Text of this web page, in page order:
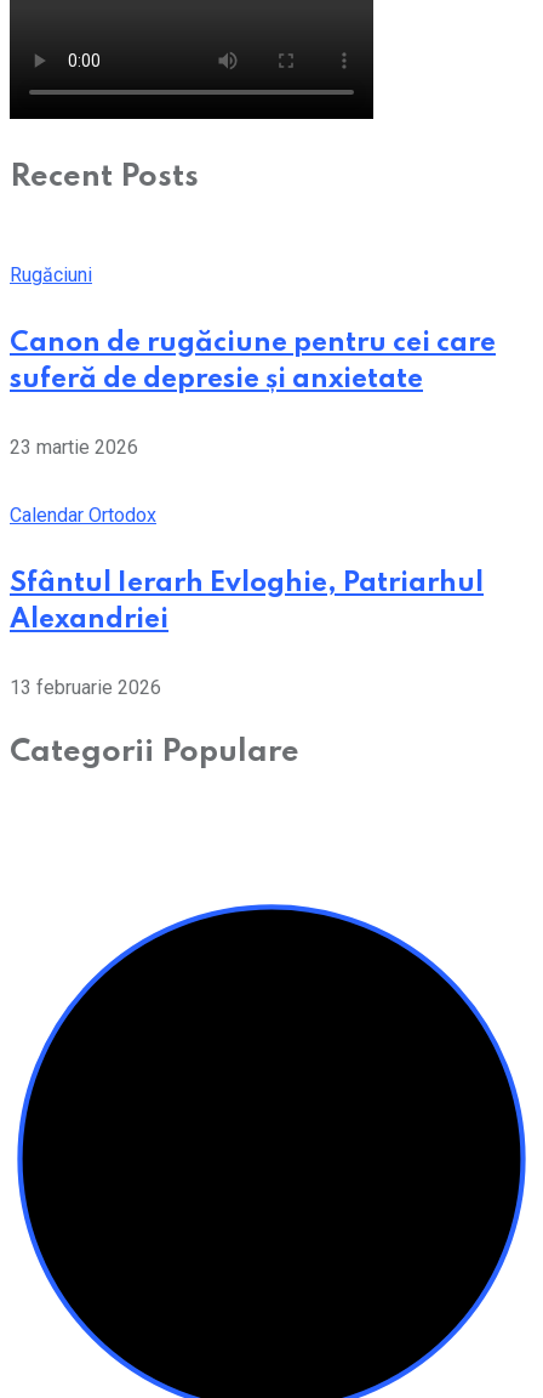
Recent Posts
Rugăciuni
Canon de rugăciune pentru cei care
suferă de depresie și anxietate
23 martie 2026
Calendar Ortodox
Sfântul Ierarh Evloghie, Patriarhul
Alexandriei
13 februarie 2026
Categorii Populare